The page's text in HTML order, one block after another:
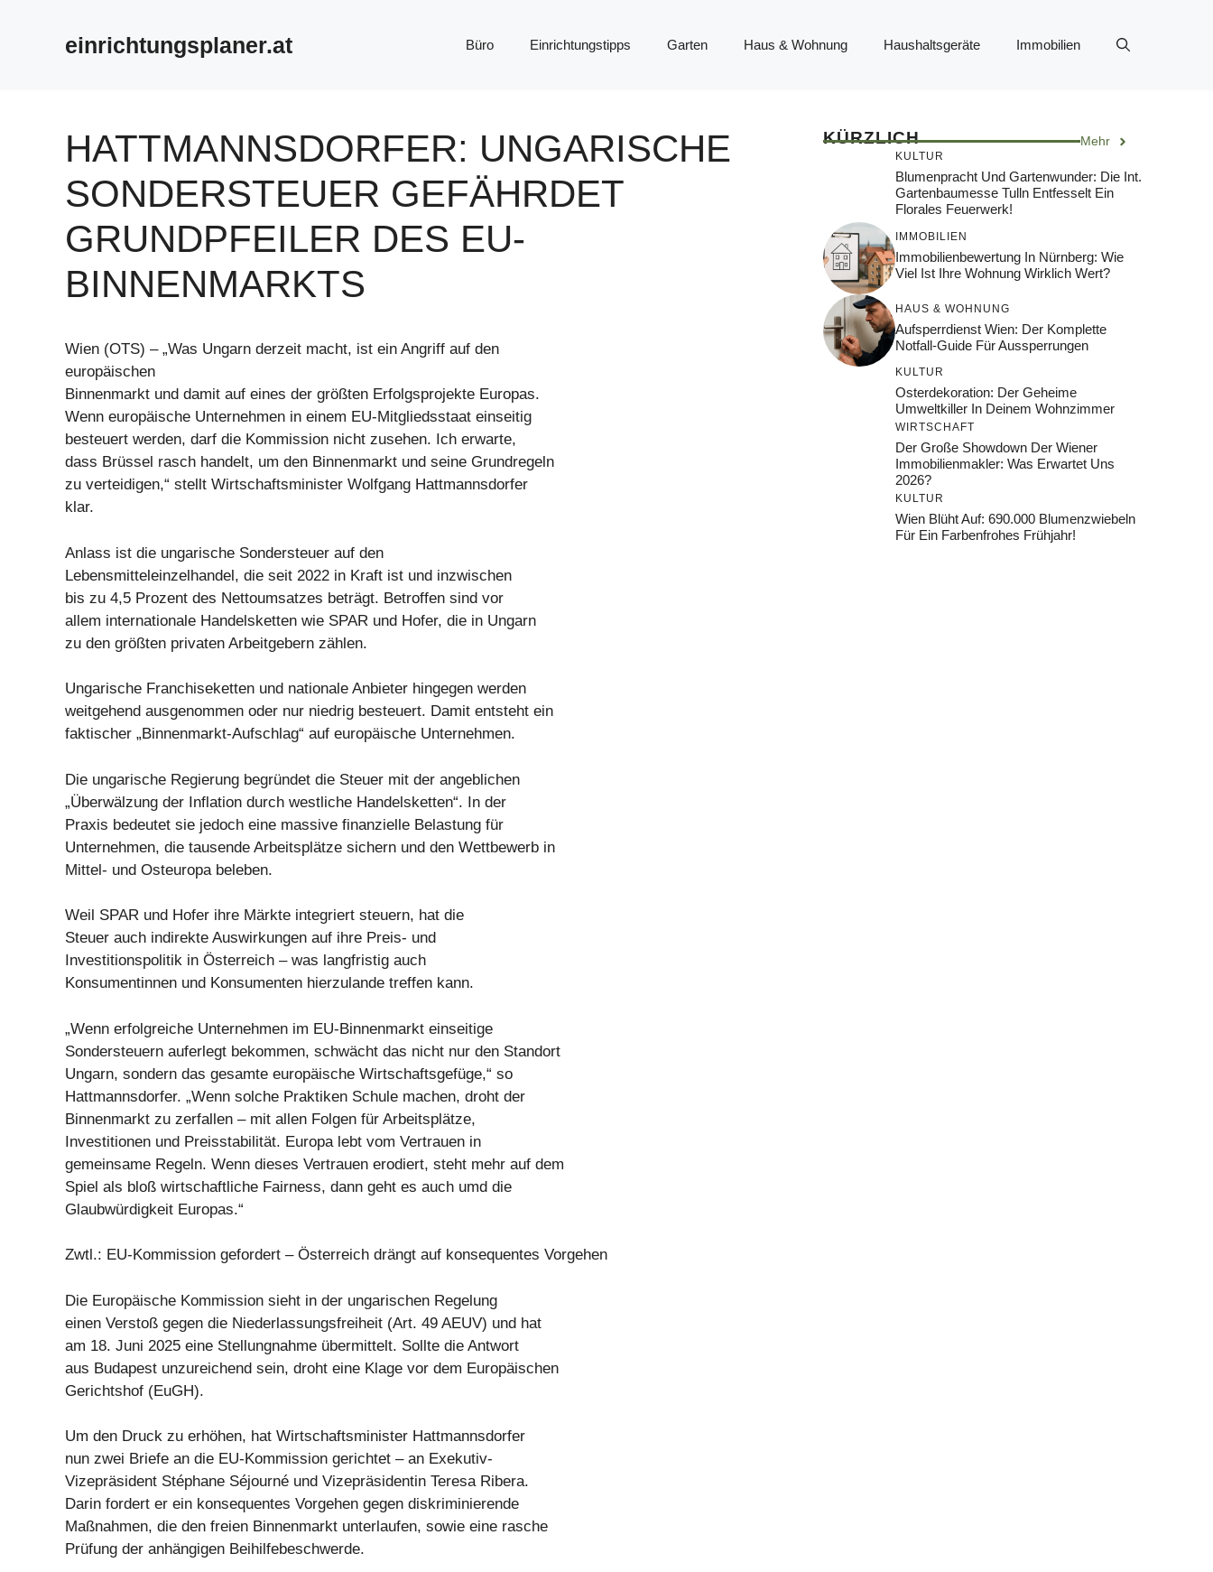
einrichtungsplaner.at Büro Einrichtungstipps Garten Haus & Wohnung Haushaltsgeräte Immobilien
HATTMANNSDORFER: UNGARISCHE
SONDERSTEUER GEFÄHRDET
GRUNDPFEILER DES EU-
BINNENMARKTS
Wien (OTS) – „Was Ungarn derzeit macht, ist ein Angriff auf den
europäischen
Binnenmarkt und damit auf eines der größten Erfolgsprojekte Europas.
Wenn europäische Unternehmen in einem EU-Mitgliedsstaat einseitig
besteuert werden, darf die Kommission nicht zusehen. Ich erwarte,
dass Brüssel rasch handelt, um den Binnenmarkt und seine Grundregeln
zu verteidigen,“ stellt Wirtschaftsminister Wolfgang Hattmannsdorfer
klar.
Anlass ist die ungarische Sondersteuer auf den
Lebensmitteleinzelhandel, die seit 2022 in Kraft ist und inzwischen
bis zu 4,5 Prozent des Nettoumsatzes beträgt. Betroffen sind vor
allem internationale Handelsketten wie SPAR und Hofer, die in Ungarn
zu den größten privaten Arbeitgebern zählen.
Ungarische Franchiseketten und nationale Anbieter hingegen werden
weitgehend ausgenommen oder nur niedrig besteuert. Damit entsteht ein
faktischer „Binnenmarkt-Aufschlag“ auf europäische Unternehmen.
Die ungarische Regierung begründet die Steuer mit der angeblichen
„Überwälzung der Inflation durch westliche Handelsketten“. In der
Praxis bedeutet sie jedoch eine massive finanzielle Belastung für
Unternehmen, die tausende Arbeitsplätze sichern und den Wettbewerb in
Mittel- und Osteuropa beleben.
Weil SPAR und Hofer ihre Märkte integriert steuern, hat die
Steuer auch indirekte Auswirkungen auf ihre Preis- und
Investitionspolitik in Österreich – was langfristig auch
Konsumentinnen und Konsumenten hierzulande treffen kann.
„Wenn erfolgreiche Unternehmen im EU-Binnenmarkt einseitige
Sondersteuern auferlegt bekommen, schwächt das nicht nur den Standort
Ungarn, sondern das gesamte europäische Wirtschaftsgefüge,“ so
Hattmannsdorfer. „Wenn solche Praktiken Schule machen, droht der
Binnenmarkt zu zerfallen – mit allen Folgen für Arbeitsplätze,
Investitionen und Preisstabilität. Europa lebt vom Vertrauen in
gemeinsame Regeln. Wenn dieses Vertrauen erodiert, steht mehr auf dem
Spiel als bloß wirtschaftliche Fairness, dann geht es auch umd die
Glaubwürdigkeit Europas.“
Zwtl.: EU-Kommission gefordert – Österreich drängt auf konsequentes Vorgehen
Die Europäische Kommission sieht in der ungarischen Regelung
einen Verstoß gegen die Niederlassungsfreiheit (Art. 49 AEUV) und hat
am 18. Juni 2025 eine Stellungnahme übermittelt. Sollte die Antwort
aus Budapest unzureichend sein, droht eine Klage vor dem Europäischen
Gerichtshof (EuGH).
Um den Druck zu erhöhen, hat Wirtschaftsminister Hattmannsdorfer
nun zwei Briefe an die EU-Kommission gerichtet – an Exekutiv-
Vizepräsident Stéphane Séjourné und Vizepräsidentin Teresa Ribera.
Darin fordert er ein konsequentes Vorgehen gegen diskriminierende
Maßnahmen, die den freien Binnenmarkt unterlaufen, sowie eine rasche
Prüfung der anhängigen Beihilfebeschwerde.
KÜRZLICH Mehr
KULTUR
Blumenpracht Und Gartenwunder: Die Int.
Gartenbaumesse Tulln Entfesselt Ein
Florales Feuerwerk!
IMMOBILIEN
Immobilienbewertung In Nürnberg: Wie
Viel Ist Ihre Wohnung Wirklich Wert?
HAUS & WOHNUNG
Aufsperrdienst Wien: Der Komplette
Notfall-Guide Für Aussperrungen
KULTUR
Osterdekoration: Der Geheime
Umweltkiller In Deinem Wohnzimmer
WIRTSCHAFT
Der Große Showdown Der Wiener
Immobilienmakler: Was Erwartet Uns
2026?
KULTUR
Wien Blüht Auf: 690.000 Blumenzwiebeln
Für Ein Farbenfrohes Frühjahr!